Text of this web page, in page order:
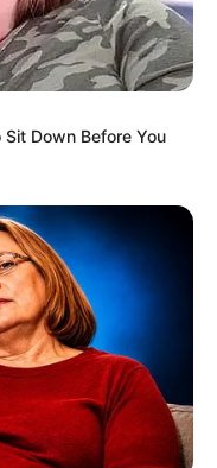
Cards, Stop
Sit Down Before You